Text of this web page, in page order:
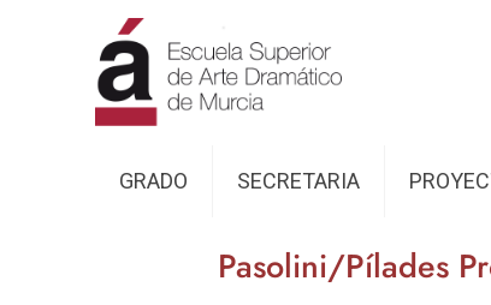
GRADO SECRETARIA
Pasolini/Pílades